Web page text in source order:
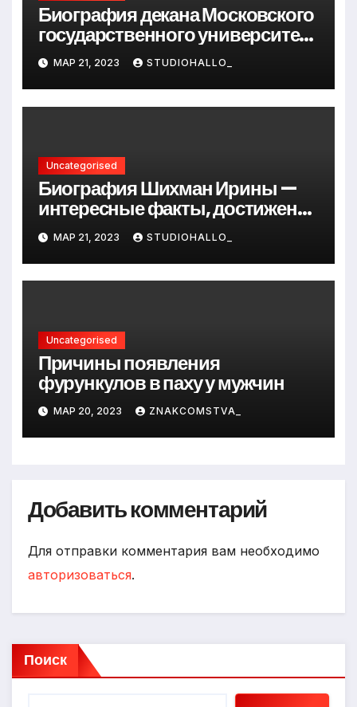
Биография декана Московского
государственного университета
Андрея Сидорова — от студента
до руководителя
МАР 21, 2023 STUDIOHALLO_
Uncategorised
Биография Шихман Ирины —
интересные факты, достижения
и путь к успеху
МАР 21, 2023 STUDIOHALLO_
Uncategorised
Причины появления
фурункулов в паху у мужчин
МАР 20, 2023 ZNAKCOMSTVA_
Добавить комментарий
Для отправки комментария вам необходимо
авторизоваться.
Поиск